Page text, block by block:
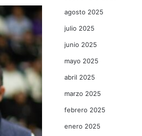
agosto 2025
julio 2025
junio 2025
mayo 2025
abril 2025
marzo 2025
febrero 2025
enero 2025